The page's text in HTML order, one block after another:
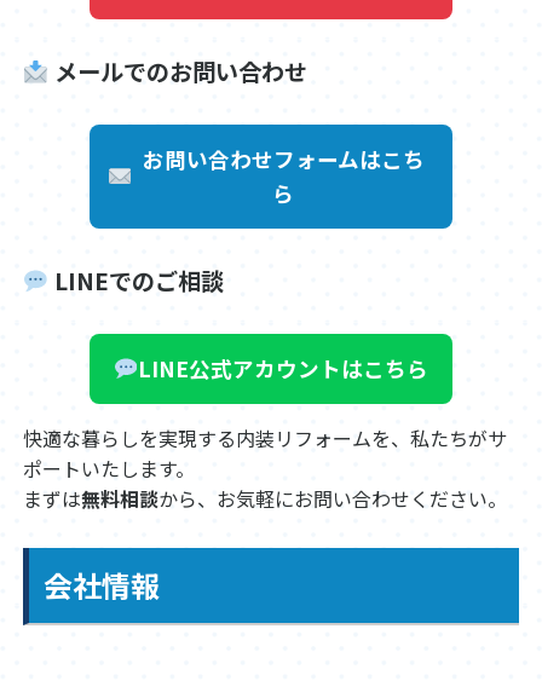
メールでのお問い合わせ
お問い合わせフォームはこち
ら
LINEでのご相談
LINE公式アカウントはこちら
快適な暮らしを実現する内装リフォームを、私たちがサ
ポートいたします。
まずは無料相談から、お気軽にお問い合わせください。
会社情報